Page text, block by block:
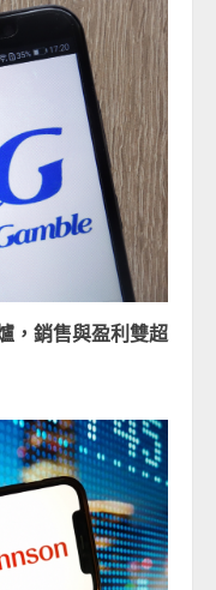
，銷售與盈利雙超